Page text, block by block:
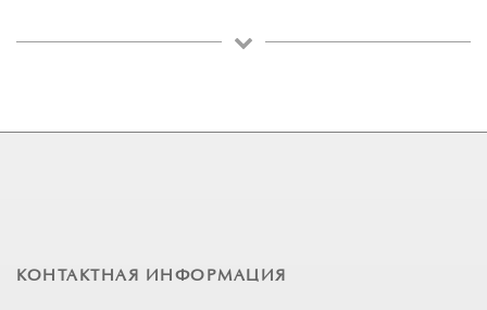
КОНТАКТНАЯ ИНФОРМАЦИЯ